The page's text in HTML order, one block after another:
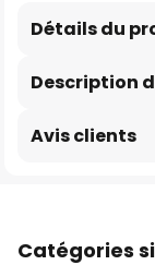
Description
Détails du
Avis clients
Catégories